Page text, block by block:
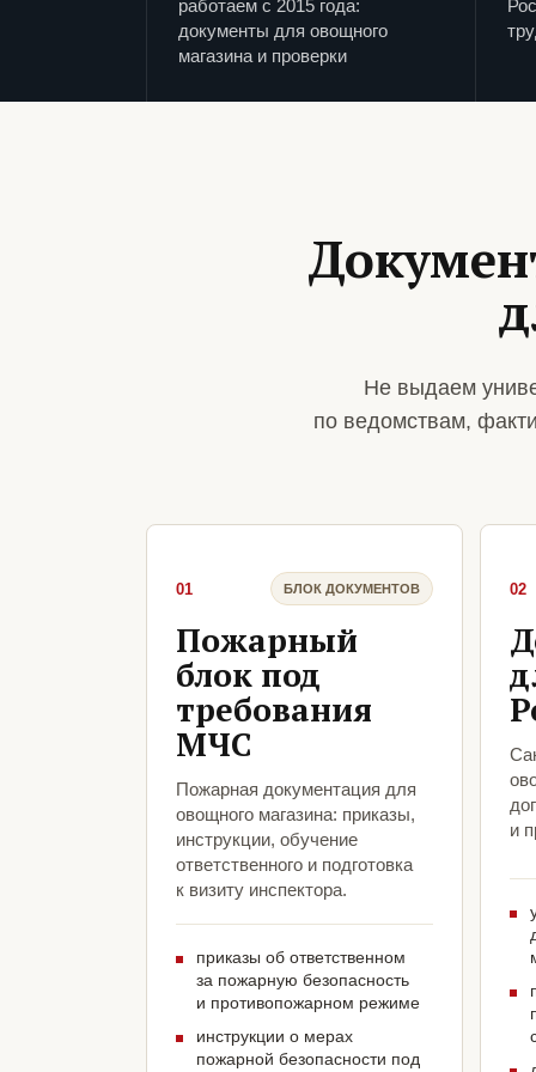
работаем с 2015 года:
документы для овощного
магазина и проверки
Не выдаем
по ведомствам,
01 БЛОК ДОКУМЕНТОВ
Пожарный
блок под
требования
МЧС
Пожарная документация для
овощного магазина: приказы,
инструкции, обучение
ответственного и подготовка
к визиту инспектора.
приказы об ответственном
за пожарную безопасность
и противопожарном режиме
инструкции о мерах
пожарной безопасности под
02
и